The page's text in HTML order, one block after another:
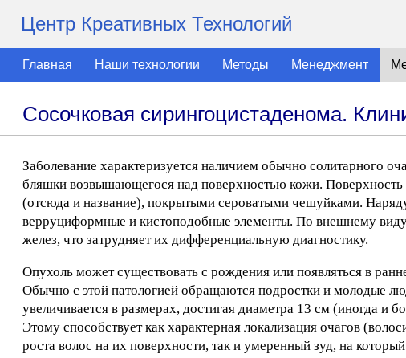
Центр Креативных Технологий
Главная Наши технологии Методы Менеджмент
Сосочковая сирингоцистаденома.
Заболевание характеризуется наличием обычно солитарного
бляшки возвышающегося над поверхностью кожи.
(отсюда и название), покрытыми сероватыми чешуйками.
верруциформные и кистоподобные элементы. По внешнему
желез, что затрудняет их дифференциальную диагностику.
Опухоль может существовать с рождения или появляться в
Обычно с этой патологией обращаются подростки и молодые
увеличивается в размерах, достигая диаметра 13 см (иногда
Этому способствует как характерная локализация очагов
роста волос на их поверхности, так и умеренный зуд, на